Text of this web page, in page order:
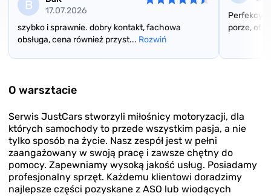
B
17.07.2026
szybko i sprawnie. dobry kontakt, fachowa
obsługa, cena również przyst... Rozwiń
porze,
of
3
O warsztacie
Serwis JustCars stworzyli miłośnicy motoryzacji, dla
których samochody to przede wszystkim pasja, a nie
tylko sposób na życie. Nasz zespół jest w pełni
zaangażowany w swoją pracę i zawsze chętny do
pomocy. Zapewniamy wysoką jakość usług. Posiadamy
profesjonalny sprzęt. Każdemu klientowi doradzimy
najlepsze części pozyskane z ASO lub wiodących